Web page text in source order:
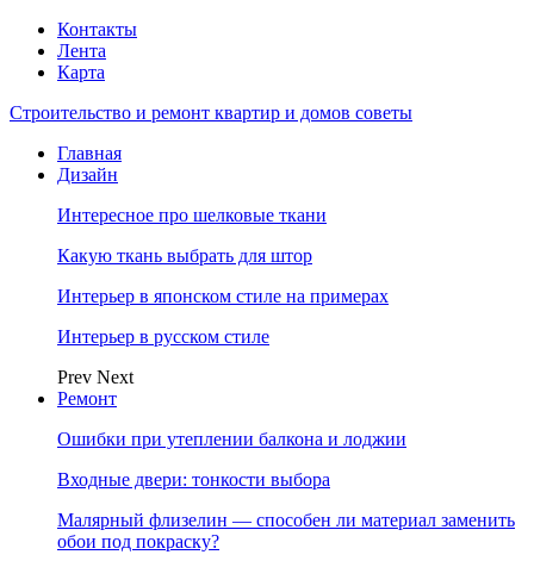
Контакты
Лента
Карта
Строительство и ремонт квартир и домов советы
Главная
Дизайн
Интересное про шелковые ткани
Какую ткань выбрать для штор
Интерьер в японском стиле на примерах
Интерьер в русском стиле
Prev Next
Ремонт
Ошибки при утеплении балкона и лоджии
Входные двери: тонкости выбора
Малярный флизелин — способен ли материал заменить
обои под покраску?